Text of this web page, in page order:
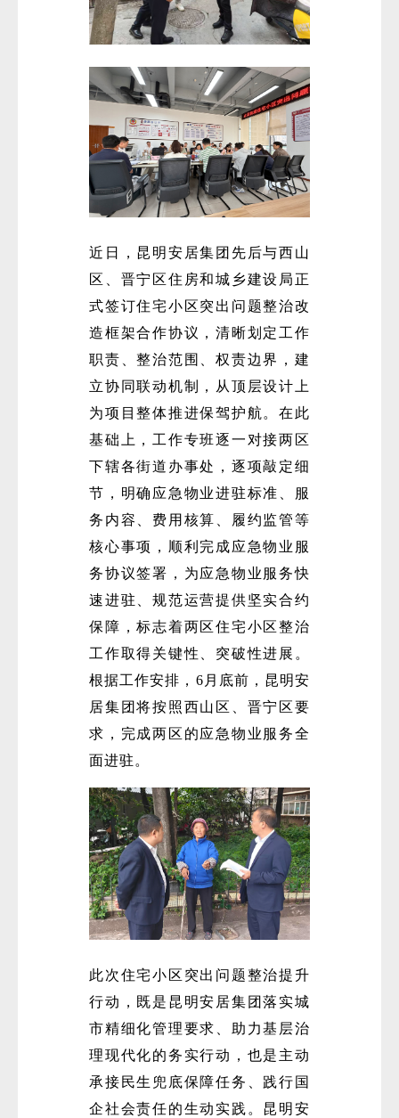
近日，昆明安居集团先后与西山
区、晋宁区住房和城乡建设局正
式签订住宅小区突出问题整治改
造框架合作协议，清晰划定工作
职责、整治范围、权责边界，建
立协同联动机制，从顶层设计上
为项目整体推进保驾护航。在此
基础上，工作专班逐一对接两区
下辖各街道办事处，逐项敲定细
节，明确应急物业进驻标准、服
务内容、费用核算、履约监管等
核心事项，顺利完成应急物业服
务协议签署，为应急物业服务快
速进驻、规范运营提供坚实合约
保障，标志着两区住宅小区整治
工作取得关键性、突破性进展。
根据工作安排，6月底前，昆明安
居集团将按照西山区、晋宁区要
求，完成两区的应急物业服务全
面进驻。
此次住宅小区突出问题整治提升
行动，既是昆明安居集团落实城
市精细化管理要求、助力基层治
理现代化的务实行动，也是主动
承接民生兜底保障任务、践行国
企社会责任的生动实践。昆明安